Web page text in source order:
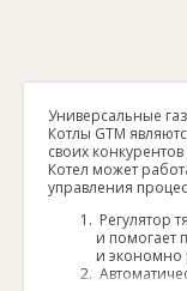
Универсальные
Котлы GTM
своих
Котел может
управления
Регулятор
и помогает
и экономно